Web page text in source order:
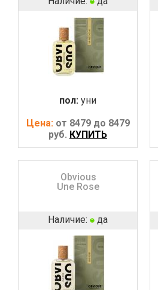
пол: уни
Цена: от 8479 до 8479
руб. КУПИТЬ
Obvious
Une Rose
Наличие: да